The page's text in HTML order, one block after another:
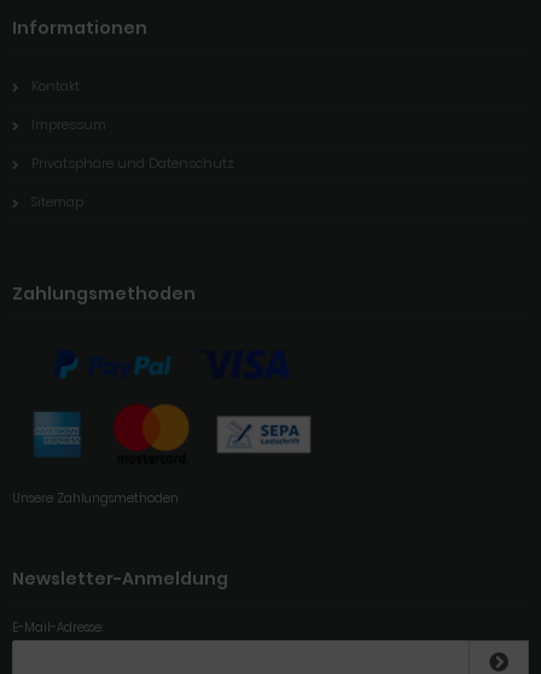
Informationen
Kontakt
Impressum
Privatsphäre und Datenschutz
Sitemap
Zahlungsmethoden
Unsere Zahlungsmethoden
Newsletter-Anmeldung
E-Mail-Adresse: